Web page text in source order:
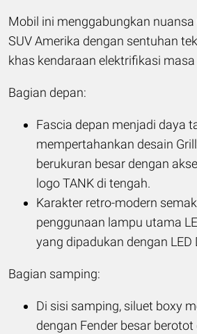
Mobil ini menggabungkan
SUV Amerika dengan sentuhan
khas kendaraan elektrifikasi masa
Bagian depan:
Fascia depan menjadi daya
mempertahankan desain
berukuran besar dengan
logo TANK di tengah.
Karakter retro-modern
penggunaan lampu utama
yang dipadukan dengan LED
Bagian samping:
Di sisi samping, siluet boxy
dengan Fender besar